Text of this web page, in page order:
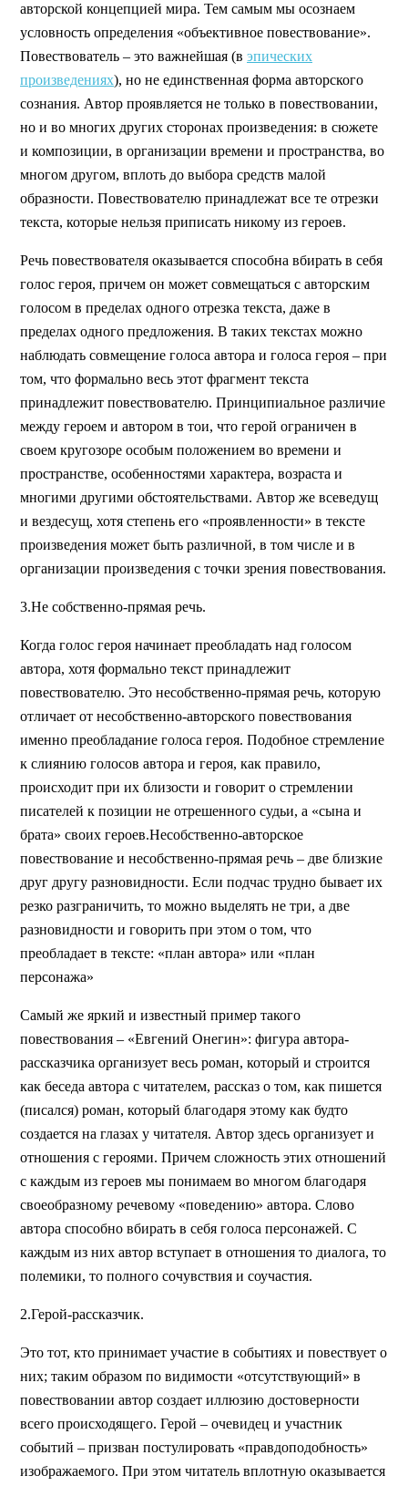
авторской концепцией мира. Тем самым мы осознаем
условность определения «объективное повествование».
Повествователь – это важнейшая (в эпических
произведениях), но не единственная форма авторского
сознания. Автор проявляется не только в повествовании,
но и во многих других сторонах произведения: в сюжете
и композиции, в организации времени и пространства, во
многом другом, вплоть до выбора средств малой
образности. Повествователю принадлежат все те отрезки
текста, которые нельзя приписать никому из героев.
Речь повествователя оказывается способна вбирать в себя
голос героя, причем он может совмещаться с авторским
голосом в пределах одного отрезка текста, даже в
пределах одного предложения. В таких текстах можно
наблюдать совмещение голоса автора и голоса героя – при
том, что формально весь этот фрагмент текста
принадлежит повествователю. Принципиальное различие
между героем и автором в тои, что герой ограничен в
своем кругозоре особым положением во времени и
пространстве, особенностями характера, возраста и
многими другими обстоятельствами. Автор же всеведущ
и вездесущ, хотя степень его «проявленности» в тексте
произведения может быть различной, в том числе и в
организации произведения с точки зрения повествования.
3.Не собственно-прямая речь.
Когда голос героя начинает преобладать над голосом
автора, хотя формально текст принадлежит
повествователю. Это несобственно-прямая речь, которую
отличает от несобственно-авторского повествования
именно преобладание голоса героя. Подобное стремление
к слиянию голосов автора и героя, как правило,
происходит при их близости и говорит о стремлении
писателей к позиции не отрешенного судьи, а «сына и
брата» своих героев.Несобственно-авторское
повествование и несобственно-прямая речь – две близкие
друг другу разновидности. Если подчас трудно бывает их
резко разграничить, то можно выделять не три, а две
разновидности и говорить при этом о том, что
преобладает в тексте: «план автора» или «план
персонажа»
Самый же яркий и известный пример такого
повествования – «Евгений Онегин»: фигура автора-
рассказчика организует весь роман, который и строится
как беседа автора с читателем, рассказ о том, как пишется
(писался) роман, который благодаря этому как будто
создается на глазах у читателя. Автор здесь организует и
отношения с героями. Причем сложность этих отношений
с каждым из героев мы понимаем во многом благодаря
своеобразному речевому «поведению» автора. Слово
автора способно вбирать в себя голоса персонажей. С
каждым из них автор вступает в отношения то диалога, то
полемики, то полного сочувствия и соучастия.
2.Герой-рассказчик.
Это тот, кто принимает участие в событиях и повествует о
них; таким образом по видимости «отсутствующий» в
повествовании автор создает иллюзию достоверности
всего происходящего. Герой – очевидец и участник
событий – призван постулировать «правдоподобность»
изображаемого. При этом читатель вплотную оказывается